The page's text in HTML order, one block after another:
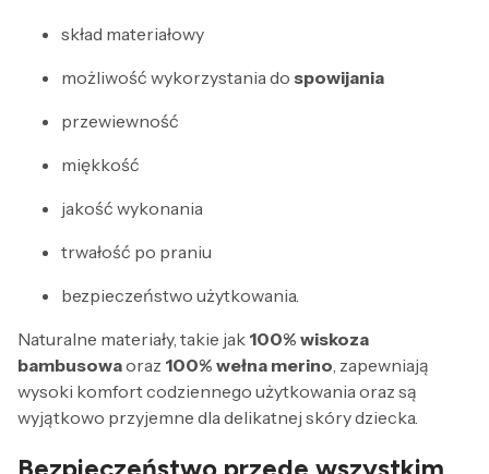
skład materiałowy
możliwość wykorzystania do spowijania
przewiewność
miękkość
jakość wykonania
trwałość po praniu
bezpieczeństwo użytkowania.
Naturalne materiały, takie jak 100% wiskoza
bambusowaoraz 100% wełna merino , zapewniają
wysoki komfort codziennego użytkowania oraz są
wyjątkowo przyjemne dla delikatnej skóry dziecka.
Bezpieczeństwo przede wszystkim